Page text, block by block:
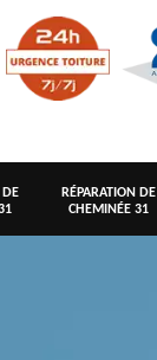
DE
RÉPARATION DE
CHEMINÉE 31